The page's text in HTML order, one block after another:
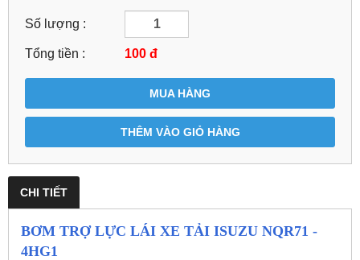
Số lượng :
Tổng tiền : 100 đ
MUA HÀNG
THÊM VÀO GIỎ HÀNG
CHI TIẾT
BƠM TRỢ LỰC LÁI XE TẢI ISUZU NQR71 -
4HG1